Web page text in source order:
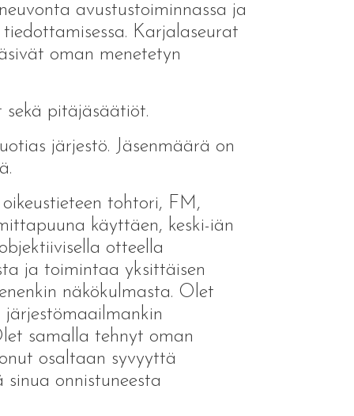
avustustoiminnassa ja
Karjalaseurat
oman menetetyn
pitäjäsäätiöt.
järjestö. Jäsenmäärä on
tohtori, FM,
käyttäen, keski-iän
otteella
ja toimintaa yksittäisen
näkökulmasta. Olet
samalla tehnyt oman
osaltaan syvyyttä
onnistuneesta